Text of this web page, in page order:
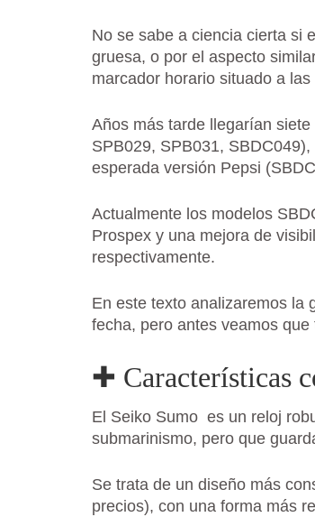
No se sabe a ciencia cierta si
gruesa, o por el aspecto
marcador horario situado a las
Años más tarde llegarían
SPB029, SPB031,
esperada versión Pepsi
Actualmente los modelos
Prospex y una mejora de
respectivamente.
En este texto analizaremos la
fecha, pero antes veamos
✚ Características
El Seiko Sumo es un reloj
submarinismo, pero que
Se trata de un diseño más
precios), con una forma más